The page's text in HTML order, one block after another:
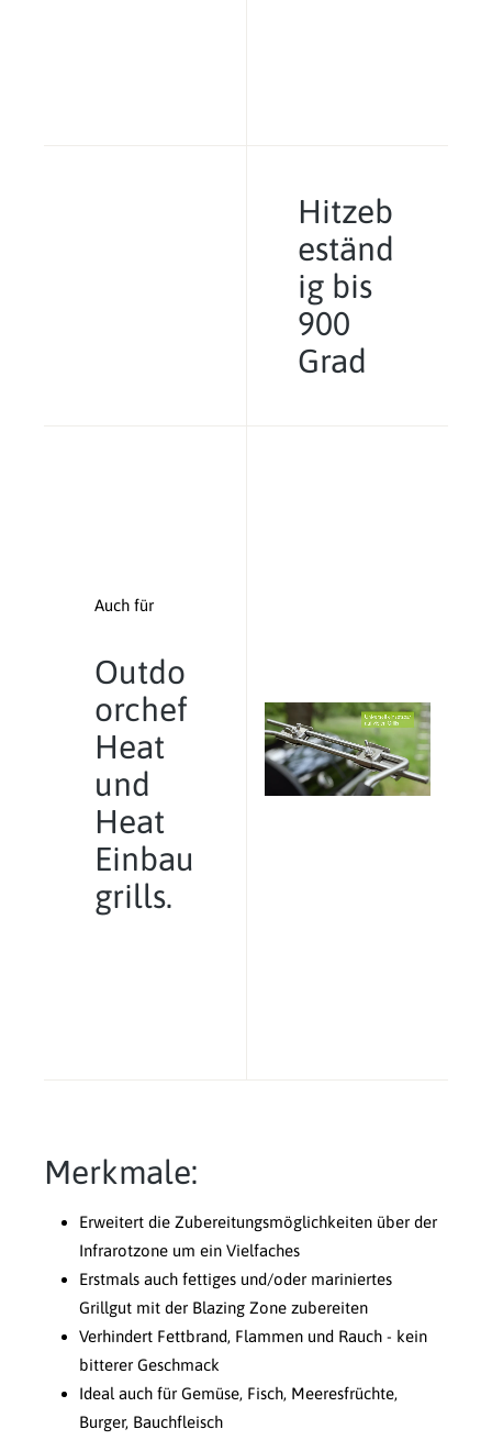
Hitzeb
eständ
ig bis
900
Grad
Auch für
Outdo
orchef
Heat
und
Heat
Einbau
grills.
Merkmale:
Erweitert die Zubereitungsmöglichkeiten über der
Infrarotzone um ein Vielfaches
Erstmals auch fettiges und/oder mariniertes
Grillgut mit der Blazing Zone zubereiten
Verhindert Fettbrand, Flammen und Rauch - kein
bitterer Geschmack
Ideal auch für Gemüse, Fisch, Meeresfrüchte,
Burger, Bauchfleisch